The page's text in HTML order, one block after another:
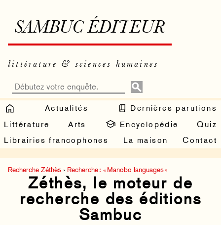
SAMBUC ÉDITEUR
littérature & sciences humaines
Actualités
Dernières parutions
Littérature
Arts Encyclopédie
Quiz
Librairies francophones
La maison Contact
Recherche Zéthès › Recherche : « Manobo languages »
Zéthès, le moteur de
recherche des éditions
Sambuc